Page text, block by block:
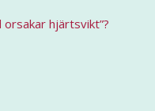
orsakar hjärtsvikt”?